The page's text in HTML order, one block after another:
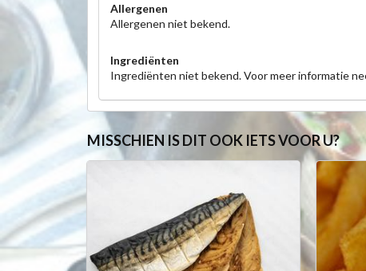
Allergenen
Allergenen niet bekend.
Ingrediënten
Ingrediënten niet bekend. Voor meer informatie
MISSCHIEN IS DIT OOK IETS VOOR U?